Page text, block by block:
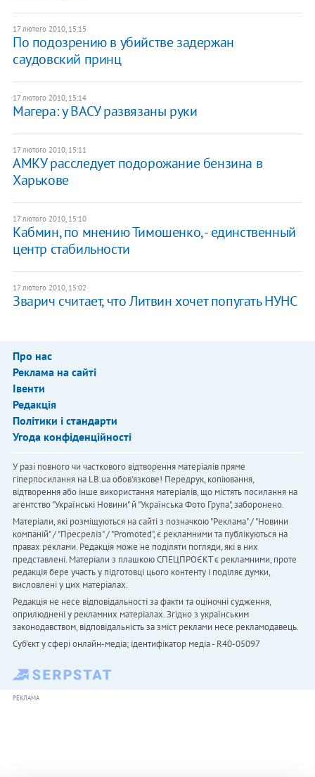
17 лютого 2010, 15:15
По подозрению в убийстве задержан
саудовский принц
17 лютого 2010, 15:14
Магера: у ВАСУ развязаны руки
17 лютого 2010, 15:11
АМКУ расследует подорожание бензина в
Харькове
17 лютого 2010, 15:10
Кабмин, по мнению Тимошенко, - единственный
центр стабильности
17 лютого 2010, 15:02
Зварич считает, что Литвин хочет попугать НУНС
Про нас
Реклама на сайті
Івенти
Редакція
Політики і стандарти
Угода конфіденційності
У разі повного чи часткового відтворення матеріалів пряме
гіперпосилання на LB.ua обов'язкове! Передрук, копіювання,
відтворення або інше використання матеріалів, що містять посилання на
агентство "Українськi Новини" й "Українська Фото Група", заборонено.
Матеріали, які розміщуються на сайті з позначкою "Реклама" / "Новини
компаній" / "Пресреліз" / "Promoted", є рекламними та публікуються на
правах реклами. Редакція може не поділяти погляди, які в них
представлені. Матеріали з плашкою СПЕЦПРОЄКТ є рекламними, проте
редакція бере участь у підготовці цього контенту і поділяє думки,
висловлені у цих матеріалах.
Редакція не несе відповідальності за факти та оціночні судження,
оприлюднені у рекламних матеріалах. Згідно з українським
законодавством, відповідальність за зміст реклами несе рекламодавець.
Cуб'єкт у сфері онлайн-медіа; ідентифікатор медіа - R40-05097
РЕКЛАМА